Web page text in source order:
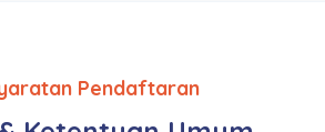
Pendaftaran